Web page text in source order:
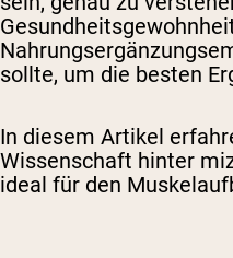
sollte, um die besten
In diesem Artikel
Wissenschaft hinter
ideal für den